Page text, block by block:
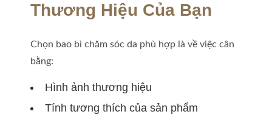
Thương Hiệu Của Bạn
Chọn bao bì chăm sóc da phù hợp là về việc cân
bằng:
Hình ảnh thương hiệu
Tính tương thích của sản phẩm